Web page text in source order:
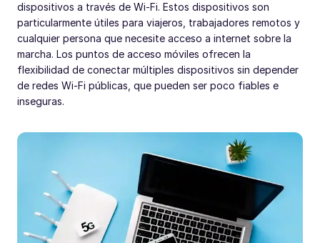
dispositivos a través de Wi-Fi. Estos dispositivos son
particularmente útiles para viajeros, trabajadores remotos y
cualquier persona que necesite acceso a internet sobre la
marcha. Los puntos de acceso móviles ofrecen la
flexibilidad de conectar múltiples dispositivos sin depender
de redes Wi-Fi públicas, que pueden ser poco fiables e
inseguras.